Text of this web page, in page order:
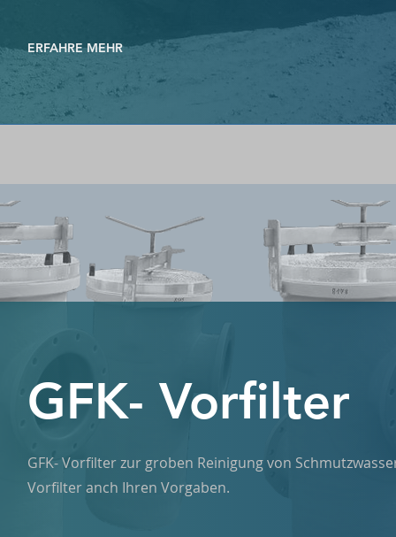
ERFAHRE MEHR
GFK- Vorfilter
GFK- Vorfilter zur groben Reinigung von
Vorfilter anch Ihren Vorgaben.